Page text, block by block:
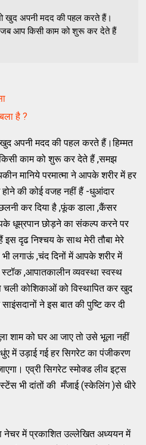
खुद अपनी मदद की पहल करते हैं।
जब आप किसी काम को शुरू कर देते हैं
है ?
अपनी मदद की पहल करते हैं।हिम्मत
काम को शुरू कर देते हैं ,समझ
मानिये परमात्मा ने आपके शरीर में हर
की कोई वजह नहीं हैं -धुआंदार
कर दिया है ,फूंक डाला ,कैंसर
धूम्रपान छोड़ने का संकल्प करने पर
दृढ निश्चय के साथ मेरी तौबा मेरे
भी लगाऊं ,चंद दिनों में आपके शरीर में
,आपातकालीन व्यवस्था स्वस्थ
चली कोशिकाओं को विस्थापित कर खुद
साइंसदानों ने इस बात की पुष्टि कर दी
को घर आ जाए तो उसे भूला नहीं
में उड़ाई गई हर सिगरेट का पंजीकरण
एव्री सिगरेट स्मोक्ड लीव इट्स
भी दांतों की मँजाई (स्केलिंग )से धीरे
नेचर में प्रकाशित उल्लेखित अध्ययन में